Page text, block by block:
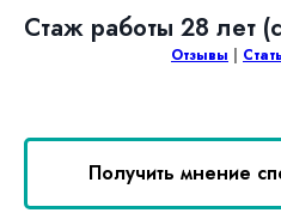
Стаж работы 28 лет
Отзывы |
Получить мнение